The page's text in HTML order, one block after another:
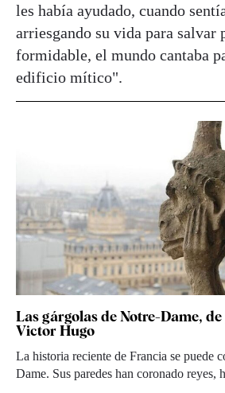
les había ayudado, cuando
arriesgando su vida para salvar
formidable, el mundo cantaba
edificio mítico".
Las gárgolas de Notre-Dame,
Victor Hugo
La historia reciente de Francia se puede
Dame. Sus paredes han coronado